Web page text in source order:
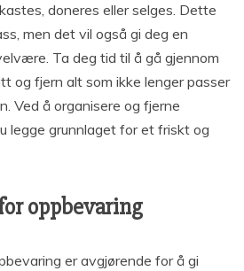
doneres eller selges. Dette
men det vil også gi deg en
Ta deg tid til å gå gjennom
og fjern alt som ikke lenger passer
Ved å organisere og fjerne
legge grunnlaget for et friskt og
oppbevaring
er avgjørende for å gi